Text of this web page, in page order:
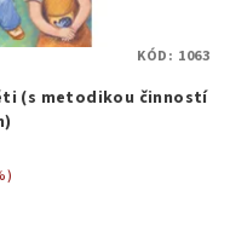
(s metodikou činností
KÓD: 1063